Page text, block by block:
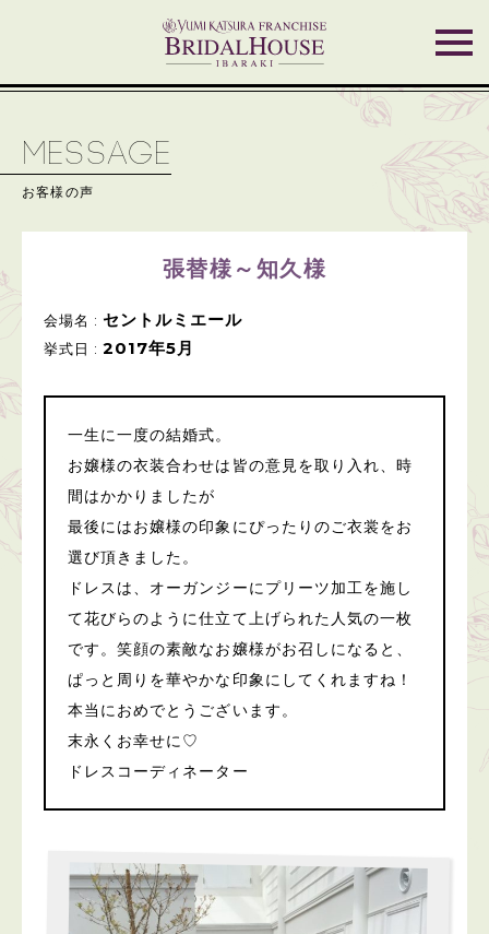
MESSAGE
お客様の声
張替様～知久様
会場名 : セントルミエール
挙式日 : 2017年5月
一生に一度の結婚式。
お嬢様の衣装合わせは皆の意見を取り入れ、時
間はかかりましたが
最後にはお嬢様の印象にぴったりのご衣裳をお
選び頂きました。
ドレスは、オーガンジーにプリーツ加工を施し
て花びらのように仕立て上げられた人気の一枚
です。笑顔の素敵なお嬢様がお召しになると、
ぱっと周りを華やかな印象にしてくれますね！
本当におめでとうございます。
末永くお幸せに♡
ドレスコーディネーター